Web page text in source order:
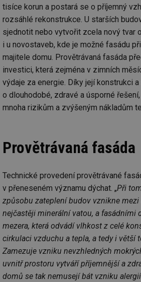
tisíce korun a postará se o příjemný
rozsáhlé rekonstrukce. U starších
sjednotit nebo vytvořit zcela nový tvar
i u novostaveb, kde je možné fasádu
majitele domu. Provětrávaná fasáda
investici, která zejména v zimních
výdaje za energie. Díky její konstrukci
o dlouhodobé, zdravé a úsporné
mnoha rizikům a zvýšeným nákladům
Provětrávaná fasáda
Technické provedení provětrávané
v přeneseném významu dýchat. „Při
způsobu zateplení budov vznikne
nejčastěji minerální vatou, a fasádními
mezera, která odvádí vlhkost z celé
cirkulaci vzduchu a tepla, a tedy i větší
Zamezuje vzniku nevzhledných
uvnitř prostoru vytváří příjemnější a
domů se tak nemusejí bát vzniku